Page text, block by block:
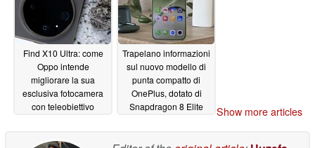
Find X10 Ultra: come
Oppo intende
migliorare la sua
esclusiva fotocamera
con teleobiettivo
Trapelano informazioni
sul nuovo modello di
punta compatto di
OnePlus, dotato di
Snapdragon 8 Elite
Show more articles